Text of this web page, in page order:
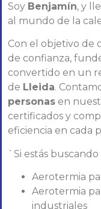
Soy Benjamín, y
al mundo de la
Con el objetivo de
de confianza,
convertido en un
de Lleida.
personas en
certificados y
eficiencia en cada
`Si estás buscando
Aerotermia
Aerotermia
industriales